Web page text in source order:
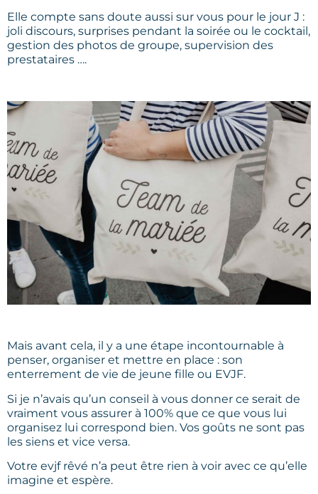
Elle compte sans doute aussi sur vous pour le jour J :
joli discours, surprises pendant la soirée ou le cocktail,
gestion des photos de groupe, supervision des
prestataires ….
Mais avant cela, il y a une étape incontournable à
penser, organiser et mettre en place : son
enterrement de vie de jeune fille ou EVJF.
Si je n’avais qu’un conseil à vous donner ce serait de
vraiment vous assurer à 100% que ce que vous lui
organisez lui correspond bien. Vos goûts ne sont pas
les siens et vice versa.
Votre evjf rêvé n’a peut être rien à voir avec ce qu’elle
imagine et espère.